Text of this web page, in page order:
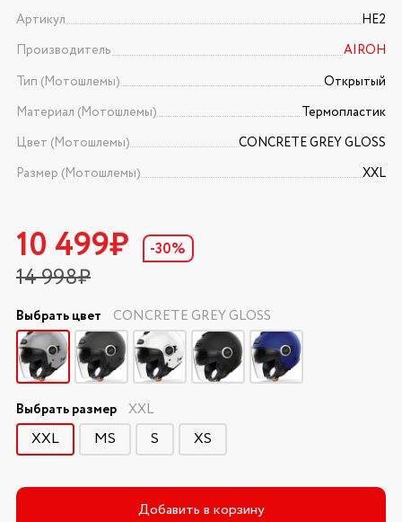
Артикул
HE2
Производитель
AIROH
Тип (Мотошлемы)
Открытый
Материал (Мотошлемы)
Термопластик
Цвет (Мотошлемы)
CONCRETE GREY GLOSS
Размер (Мотошлемы)
XXL
10 499₽
14 998₽
-30%
Выбрать цвет CONCRETE GREY GLOSS
Выбрать размер XXL
XXL MS S XS
Добавить в корзину